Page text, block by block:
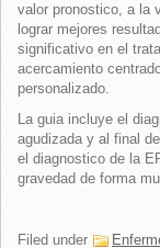
valor pronostico, a la
lograr mejores
significativo en el
acercamiento
personalizado.
La guia incluye el
agudizada y al final
el diagnostico de la
gravedad de forma
Filed under